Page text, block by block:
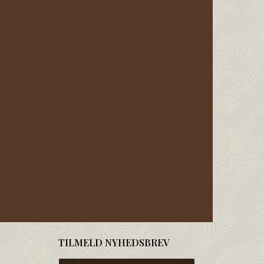
TILMELD NYHEDSBREV